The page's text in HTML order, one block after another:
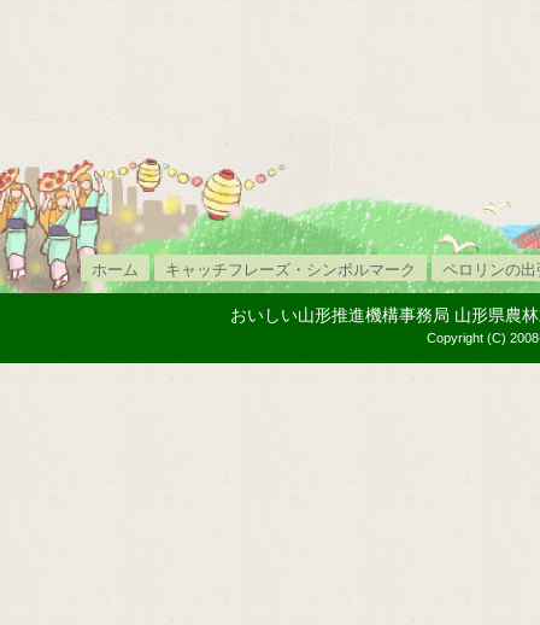
ホーム キャッチフレーズ・シンボルマーク ペロリンの
おいしい山形推進機構事務局 山形県
Copyright (C)